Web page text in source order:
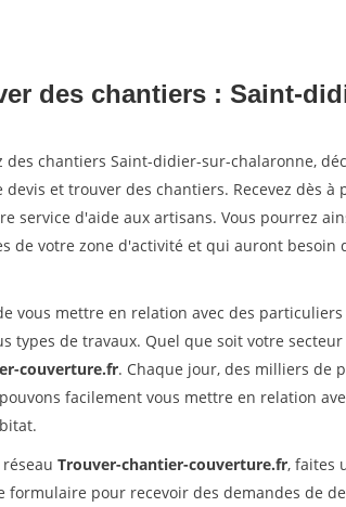
des chantiers : Saint-
des chantiers Saint-didier-sur-chalaronne,
et trouver des chantiers. Recevez dès à
service d'aide aux artisans. Vous pourrez
de votre zone d'activité et qui auront besoin
vous mettre en relation avec des
types de travaux. Quel que soit votre
couverture.fr. Chaque jour, des milliers de
facilement vous mettre en relation
Trouver-chantier-couverture.fr, faites
formulaire pour recevoir des demandes de